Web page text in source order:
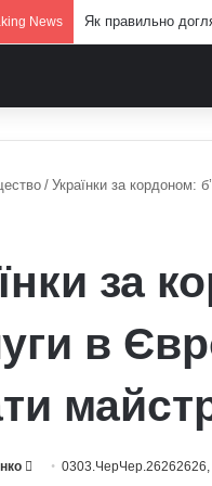
News Як правильно
/ Українки за кордоном:
за
в
Send0303.ЧерЧер.26262626,